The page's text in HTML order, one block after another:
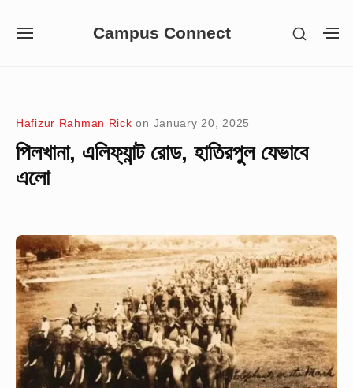
Campus Connect
SITE
SHOW
Hafizur Rahman Rick on January 20, 2025
পিলখানা, এলিফ্যান্ট রোড, হাতিরপুল যেভাবে
এলো